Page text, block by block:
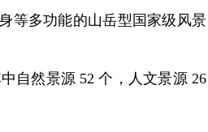
等多功能的山岳型国家级风景
自然景源 52 个，人文景源 26